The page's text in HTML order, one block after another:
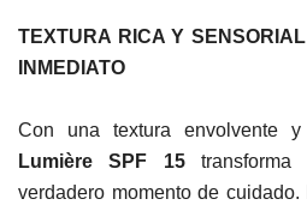
TEXTURA RICA Y
INMEDIATO
Con una textura envolvente y
Lumière SPF 15
verdadero momento de